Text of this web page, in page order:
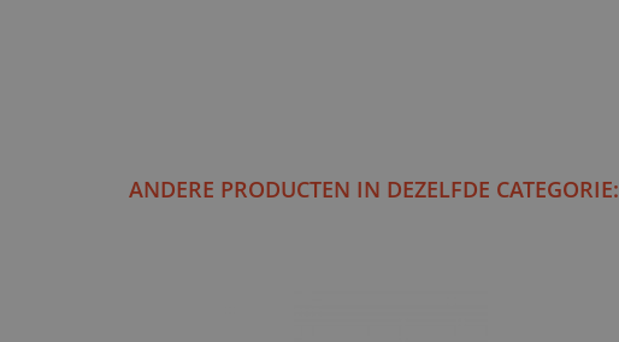
ANDERE PRODUCTEN IN DEZELFDE CATEGORIE: